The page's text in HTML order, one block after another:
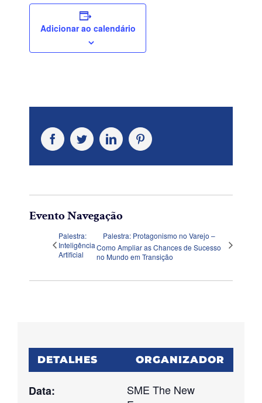
Adicionar ao calendário
FacebookTwitterLinkedInPinterest
Evento Navegação
Palestra:
Inteligência
Artificial
Palestra: Protagonismo no Varejo –
Como Ampliar as Chances de Sucesso
no Mundo em Transição
DETALHES
Data:
ORGANIZADOR
SME The New